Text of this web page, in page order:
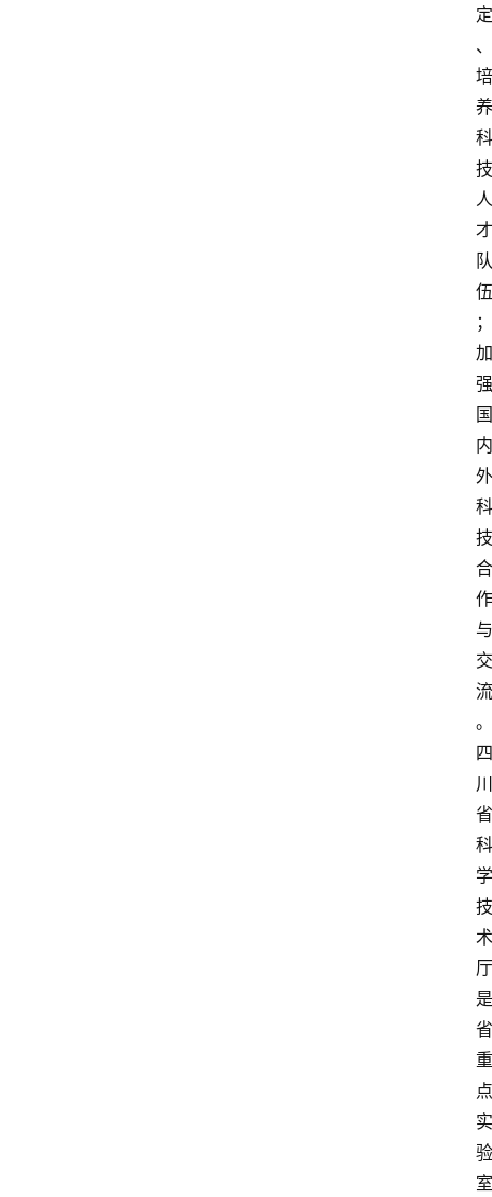
定
、
培
养
科
技
人
才
队
伍
；
加
强
国
内
外
科
技
合
作
与
交
流
。
四
川
省
科
学
技
术
厅
是
省
重
点
实
验
室